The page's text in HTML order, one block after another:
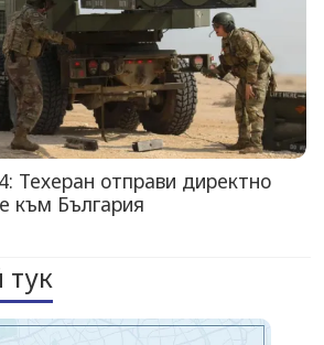
Техеран отправи директно
към България
тук